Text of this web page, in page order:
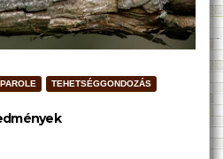
TEHETSÉGGONDOZÁS